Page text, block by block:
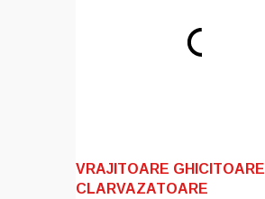
VRAJITOARE GHICITOARE
CLARVAZATOARE